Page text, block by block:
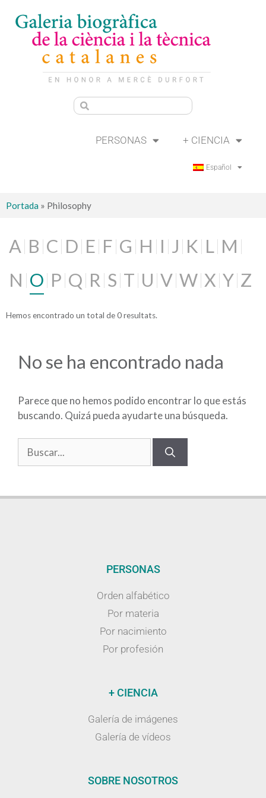
PERSONAS + CIENCIA
Español
Portada » Philosophy
A B C D E F G H I J K L M
N O P Q R S T U V W X Y Z
Hemos encontrado un total de 0 resultats.
No se ha encontrado nada
Parece que no hemos podido encontrar lo que estás
buscando. Quizá pueda ayudarte una búsqueda.
PERSONAS
Orden alfabético
Por materia
Por nacimiento
Por profesión
+ CIENCIA
Galería de imágenes
Galería de vídeos
SOBRE NOSOTROS